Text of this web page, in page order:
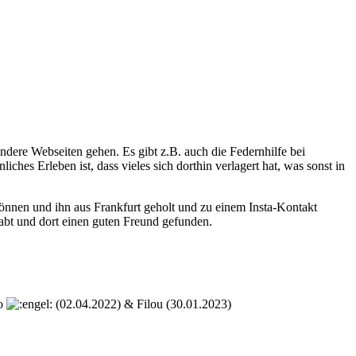
Webseiten gehen. Es gibt z.B. auch die Federnhilfe bei
Erleben ist, dass vieles sich dorthin verlagert hat, was sonst in
und ihn aus Frankfurt geholt und zu einem Insta-Kontakt
und dort einen guten Freund gefunden.
(02.04.2022) & Filou (30.01.2023)